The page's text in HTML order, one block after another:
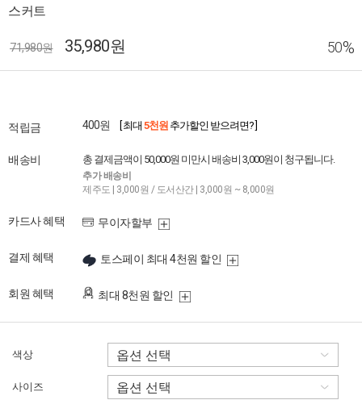
스커트
71,980원 35,980원 50%
적립금 400원 [ 최대 5천원 추가할인 받으려면? ]
배송비 총 결제금액이 50,000원 미만시 배송비 3,000원이 청구됩니다.
추가 배송비
제주도 | 3,000원 / 도서산간 | 3,000원 ~ 8,000원
카드사 혜택 무이자할부
결제 혜택 토스페이 최대 4천원 할인
회원 혜택 최대 8천원 할인
색상
사이즈